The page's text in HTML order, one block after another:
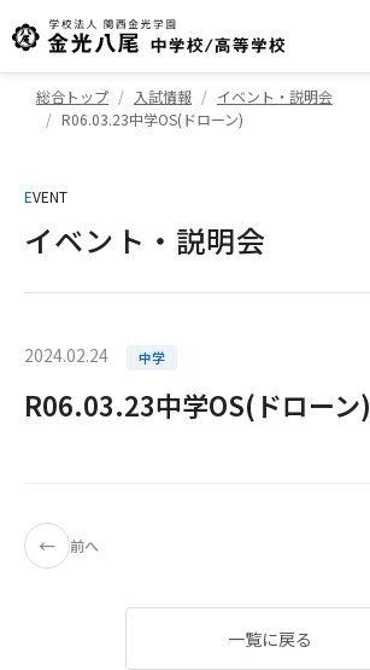
総合トップ 入試情報
イベント・説明会
R06.03.23中学OS(ドローン)
EVENT
イベント・説明会
2024.02.24 中学
R06.03.23中学OS(ドローン)
← 前へ
一覧に戻る